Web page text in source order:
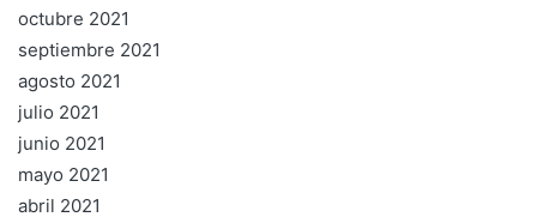
octubre 2021
septiembre 2021
agosto 2021
julio 2021
junio 2021
mayo 2021
abril 2021